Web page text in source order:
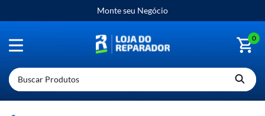
Monte seu Negócio
0
Buscar Produtos